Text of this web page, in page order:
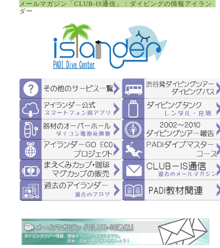
メールマガジン「CLUB-IS通信」：ダイビングの情報アイラン
ダー